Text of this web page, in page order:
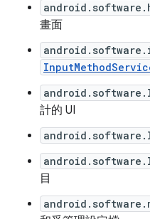
畫面
計的 UI
目